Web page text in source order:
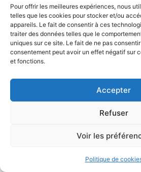
Pour offrir les meilleures expériences, nous
telles que les cookies pour stocker et/ou
appareils. Le fait de consentir à ces
traiter des données telles que le
uniques sur ce site. Le fait de ne pas
consentement peut avoir un effet négatif sur
et fonctions.
Accepter
Refuser
Voir les
Politique de
Suivez-nous !
Mentions
Plan du site
Politique Cookies